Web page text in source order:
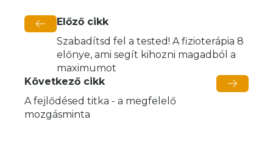
Előző cikk
Szabadítsd fel a tested! A fizioterápia 8
előnye, ami segít kihozni magadból a
maximumot
Következő cikk
A fejlődésed titka - a megfelelő
mozgásminta